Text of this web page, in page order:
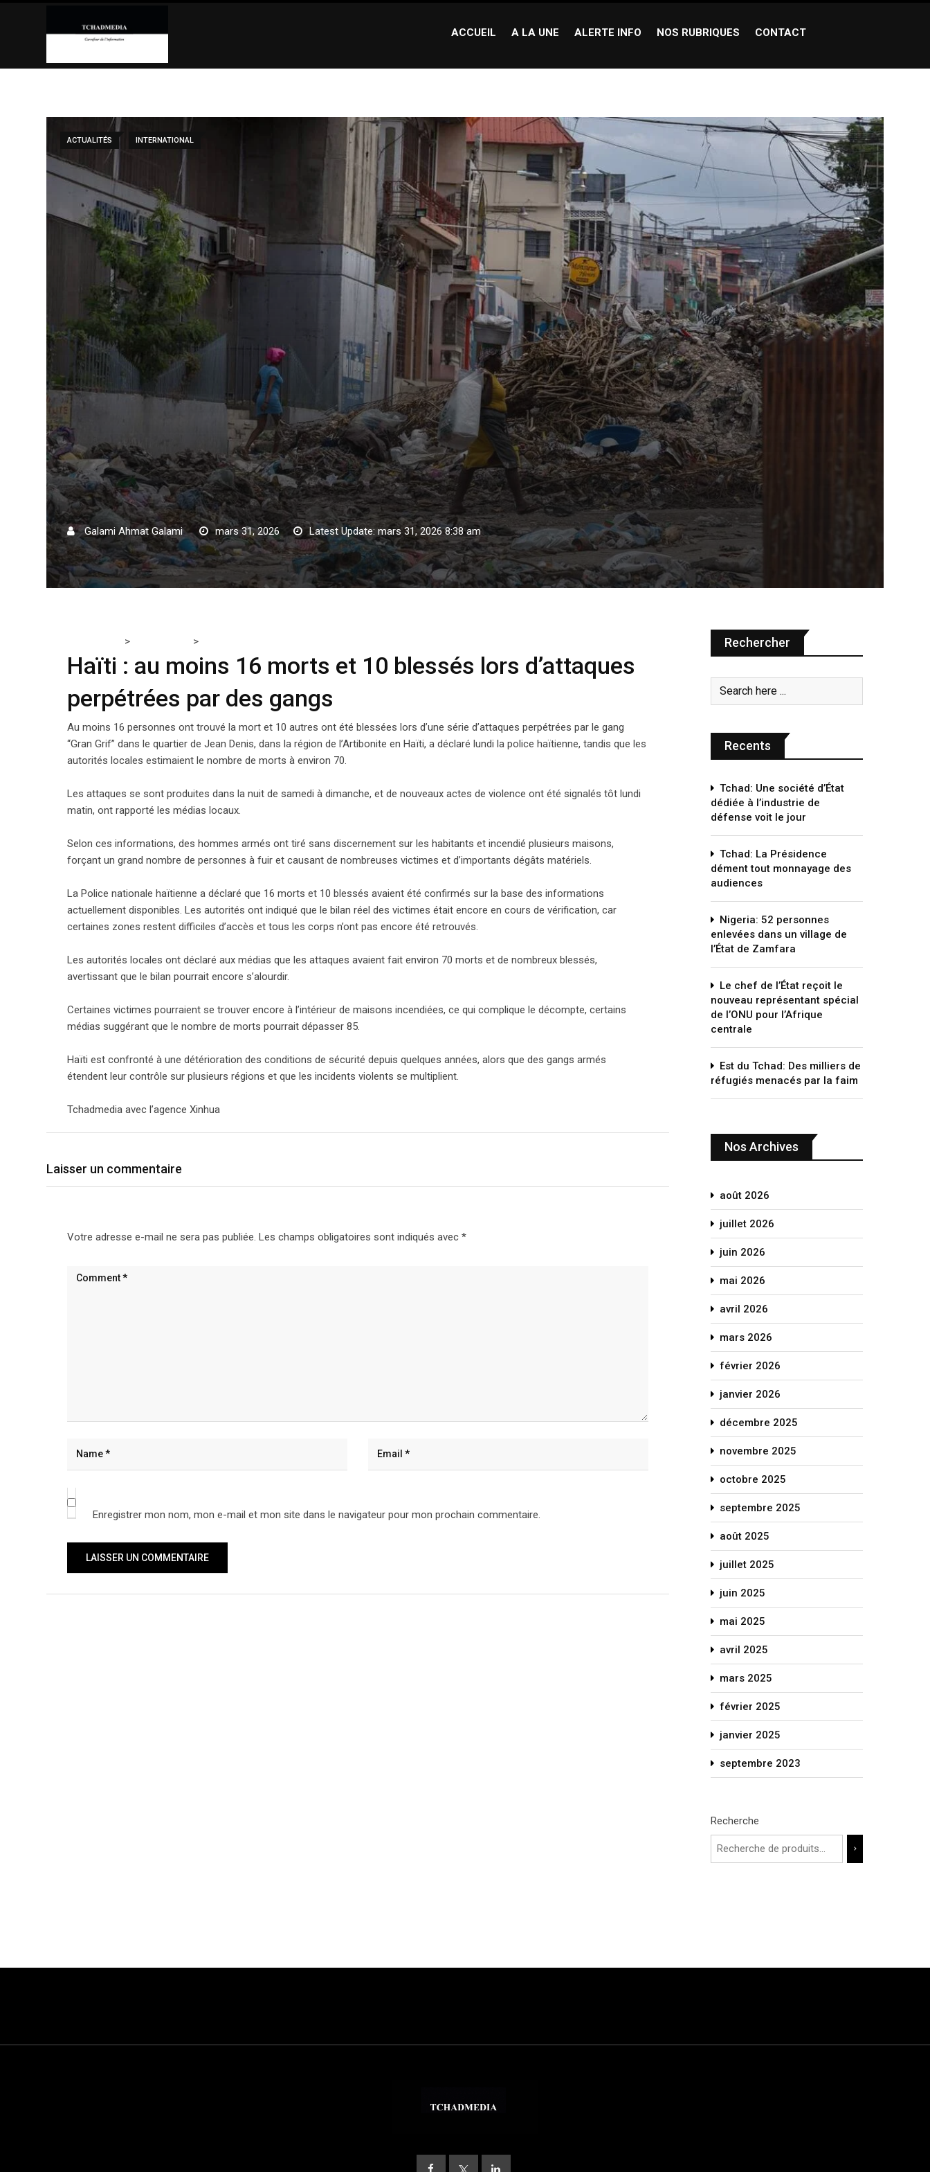
ACCUEIL A LA UNE ALERTE INFO NOS RUBRIQUES CONTACT
ACTUALITÉS INTERNATIONAL
Galami Ahmat Galami mars 31, 2026 Latest Update: mars 31, 2026 8:38 am
> >
Haïti : au moins 16 morts et 10 blessés lors d’attaques
perpétrées par des gangs
Au moins 16 personnes ont trouvé la mort et 10 autres ont été blessées lors d’une série d’attaques perpétrées par le gang
“Gran Grif” dans le quartier de Jean Denis, dans la région de l’Artibonite en Haïti, a déclaré lundi la police haïtienne, tandis que les
autorités locales estimaient le nombre de morts à environ 70.
Les attaques se sont produites dans la nuit de samedi à dimanche, et de nouveaux actes de violence ont été signalés tôt lundi
matin, ont rapporté les médias locaux.
Selon ces informations, des hommes armés ont tiré sans discernement sur les habitants et incendié plusieurs maisons,
forçant un grand nombre de personnes à fuir et causant de nombreuses victimes et d’importants dégâts matériels.
La Police nationale haïtienne a déclaré que 16 morts et 10 blessés avaient été confirmés sur la base des informations
actuellement disponibles. Les autorités ont indiqué que le bilan réel des victimes était encore en cours de vérification, car
certaines zones restent difficiles d’accès et tous les corps n’ont pas encore été retrouvés.
Les autorités locales ont déclaré aux médias que les attaques avaient fait environ 70 morts et de nombreux blessés,
avertissant que le bilan pourrait encore s’alourdir.
Certaines victimes pourraient se trouver encore à l’intérieur de maisons incendiées, ce qui complique le décompte, certains
médias suggérant que le nombre de morts pourrait dépasser 85.
Haïti est confronté à une détérioration des conditions de sécurité depuis quelques années, alors que des gangs armés
étendent leur contrôle sur plusieurs régions et que les incidents violents se multiplient.
Tchadmedia avec l’agence Xinhua
Laisser un commentaire
Votre adresse e-mail ne sera pas publiée. Les champs obligatoires sont indiqués avec *
Enregistrer mon nom, mon e-mail et mon site dans le navigateur pour mon prochain commentaire.
Rechercher
Recents
Tchad: Une société d’État
dédiée à l’industrie de
défense voit le jour
Tchad: La Présidence
dément tout monnayage des
audiences
Nigeria: 52 personnes
enlevées dans un village de
l’État de Zamfara
Le chef de l’État reçoit le
nouveau représentant spécial
de l’ONU pour l’Afrique
centrale
Est du Tchad: Des milliers de
réfugiés menacés par la faim
Nos Archives
août 2026
juillet 2026
juin 2026
mai 2026
avril 2026
mars 2026
février 2026
janvier 2026
décembre 2025
novembre 2025
octobre 2025
septembre 2025
août 2025
juillet 2025
juin 2025
mai 2025
avril 2025
mars 2025
février 2025
janvier 2025
septembre 2023
Recherche